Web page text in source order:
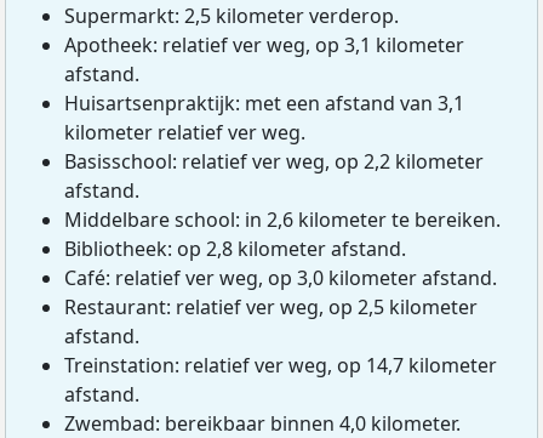
Supermarkt: 2,5 kilometer verderop.
Apotheek: relatief ver weg, op 3,1 kilometer
afstand.
Huisartsenpraktijk: met een afstand van 3,1
kilometer relatief ver weg.
Basisschool: relatief ver weg, op 2,2 kilometer
afstand.
Middelbare school: in 2,6 kilometer te bereiken.
Bibliotheek: op 2,8 kilometer afstand.
Café: relatief ver weg, op 3,0 kilometer afstand.
Restaurant: relatief ver weg, op 2,5 kilometer
afstand.
Treinstation: relatief ver weg, op 14,7 kilometer
afstand.
Zwembad: bereikbaar binnen 4,0 kilometer.